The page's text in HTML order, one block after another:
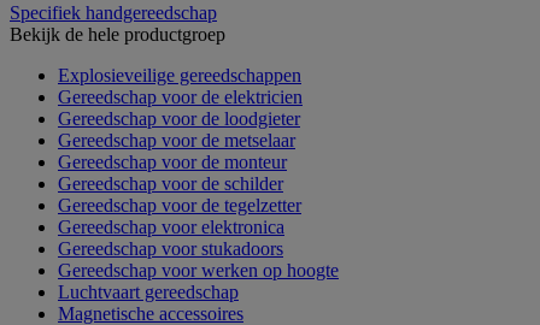
Specifiek handgereedschap
Bekijk de hele productgroep
Explosieveilige gereedschappen
Gereedschap voor de elektricien
Gereedschap voor de loodgieter
Gereedschap voor de metselaar
Gereedschap voor de monteur
Gereedschap voor de schilder
Gereedschap voor de tegelzetter
Gereedschap voor elektronica
Gereedschap voor stukadoors
Gereedschap voor werken op hoogte
Luchtvaart gereedschap
Magnetische accessoires